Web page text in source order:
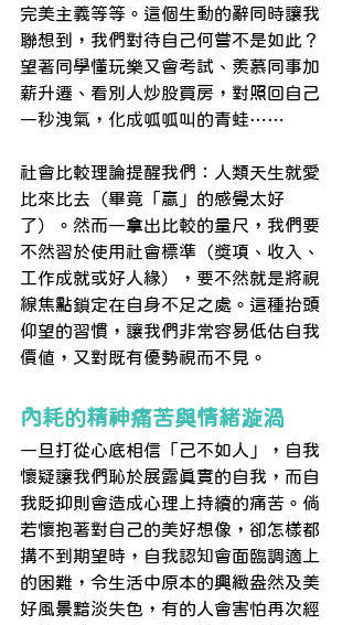
完美主義等等。這個生動的辭同時讓我
聯想到，我們對待自己何嘗不是如此？
望著同學懂玩樂又會考試、羨慕同事加
薪升遷、看別人炒股買房，對照回自己
一秒洩氣，化成呱呱叫的青蛙……
社會比較理論提醒我們：人類天生就愛
比來比去（畢竟「贏」的感覺太好
了）。然而一拿出比較的量尺，我們要
不然習於使用社會標準（獎項、收入、
工作成就或好人緣），要不然就是將視
線焦點鎖定在自身不足之處。這種抬頭
仰望的習慣，讓我們非常容易低估自我
價值，又對既有優勢視而不見。
內耗的精神痛苦與情緒漩渦
一旦打從心底相信「己不如人」，自我
懷疑讓我們恥於展露真實的自我，而自
我貶抑則會造成心理上持續的痛苦。倘
若懷抱著對自己的美好想像，卻怎樣都
搆不到期望時，自我認知會面臨調適上
的困難，令生活中原本的興緻盎然及美
好風景黯淡失色，有的人會害怕再次經